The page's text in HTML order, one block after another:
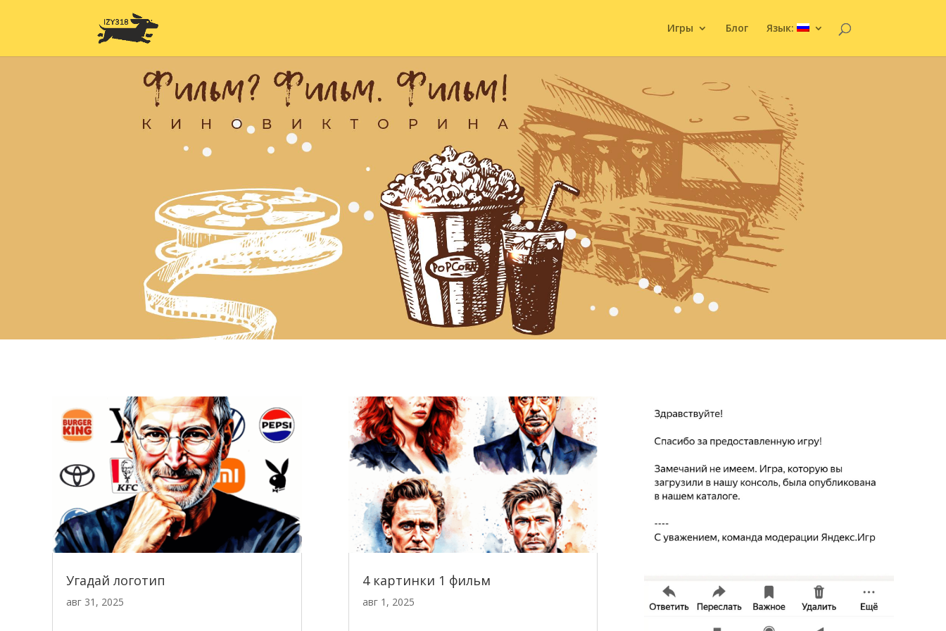
Игры Блог Язык:
Угадай логотип
авг 31, 2025
4 картинки 1 фильм
авг 1, 2025